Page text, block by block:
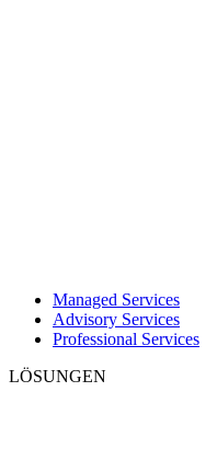
Managed Services
Advisory Services
Professional Services
LÖSUNGEN